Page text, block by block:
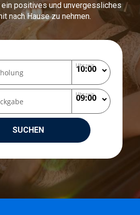
ein positives und unvergessliches
nach Hause zu nehmen.
Uhrzeit
Uhrzeit
SUCHEN